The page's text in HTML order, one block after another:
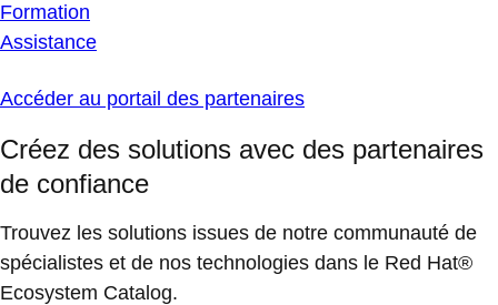
Formation
Assistance
Accéder au portail des partenaires
Créez des solutions avec des partenaires
de confiance
Trouvez les solutions issues de notre communauté de
spécialistes et de nos technologies dans le Red Hat®
Ecosystem Catalog.